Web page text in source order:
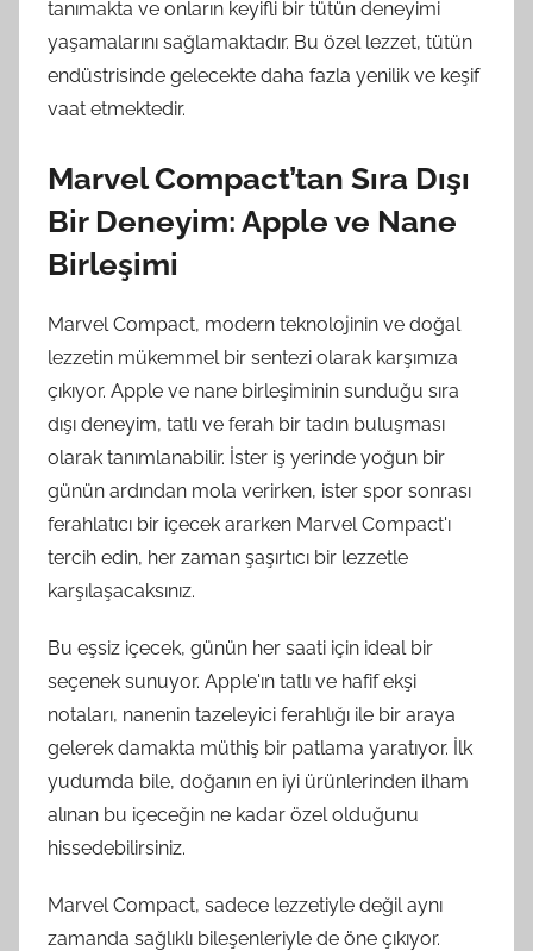
tanımakta ve onların keyifli bir tütün deneyimi
yaşamalarını sağlamaktadır. Bu özel lezzet, tütün
endüstrisinde gelecekte daha fazla yenilik ve keşif
vaat etmektedir.
Marvel Compact’tan Sıra Dışı
Bir Deneyim: Apple ve Nane
Birleşimi
Marvel Compact, modern teknolojinin ve doğal
lezzetin mükemmel bir sentezi olarak karşımıza
çıkıyor. Apple ve nane birleşiminin sunduğu sıra
dışı deneyim, tatlı ve ferah bir tadın buluşması
olarak tanımlanabilir. İster iş yerinde yoğun bir
günün ardından mola verirken, ister spor sonrası
ferahlatıcı bir içecek ararken Marvel Compact'ı
tercih edin, her zaman şaşırtıcı bir lezzetle
karşılaşacaksınız.
Bu eşsiz içecek, günün her saati için ideal bir
seçenek sunuyor. Apple'ın tatlı ve hafif ekşi
notaları, nanenin tazeleyici ferahlığı ile bir araya
gelerek damakta müthiş bir patlama yaratıyor. İlk
yudumda bile, doğanın en iyi ürünlerinden ilham
alınan bu içeceğin ne kadar özel olduğunu
hissedebilirsiniz.
Marvel Compact, sadece lezzetiyle değil aynı
zamanda sağlıklı bileşenleriyle de öne çıkıyor.